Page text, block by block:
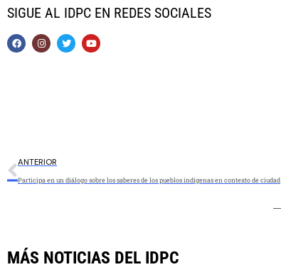
SIGUE AL IDPC EN REDES SOCIALES
ANTERIOR
Participa en un diálogo sobre los saberes de los pueblos indígenas en contexto de ciudad
MÁS NOTICIAS DEL IDPC